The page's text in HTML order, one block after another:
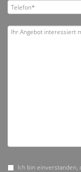
Ich bin einverstanden,